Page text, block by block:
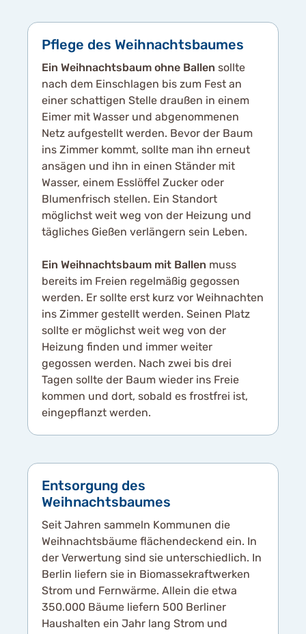
Pflege des Weihnachtsbaumes
Ein Weihnachtsbaum ohne Ballen sollte
nach dem Einschlagen bis zum Fest an
einer schattigen Stelle draußen in einem
Eimer mit Wasser und abgenommenen
Netz aufgestellt werden. Bevor der Baum
ins Zimmer kommt, sollte man ihn erneut
ansägen und ihn in einen Ständer mit
Wasser, einem Esslöffel Zucker oder
Blumenfrisch stellen. Ein Standort
möglichst weit weg von der Heizung und
tägliches Gießen verlängern sein Leben.
Ein Weihnachtsbaum mit Ballen muss
bereits im Freien regelmäßig gegossen
werden. Er sollte erst kurz vor Weihnachten
ins Zimmer gestellt werden. Seinen Platz
sollte er möglichst weit weg von der
Heizung finden und immer weiter
gegossen werden. Nach zwei bis drei
Tagen sollte der Baum wieder ins Freie
kommen und dort, sobald es frostfrei ist,
eingepflanzt werden.
Entsorgung des
Weihnachtsbaumes
Seit Jahren sammeln Kommunen die
Weihnachtsbäume flächendeckend ein. In
der Verwertung sind sie unterschiedlich. In
Berlin liefern sie in Biomassekraftwerken
Strom und Fernwärme. Allein die etwa
350.000 Bäume liefern 500 Berliner
Haushalten ein Jahr lang Strom und